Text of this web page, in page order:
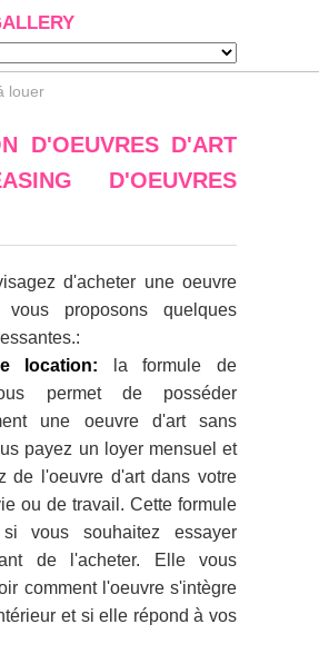
louer
D'OEUVRES D'ART
D'OEUVRES
d'acheter une oeuvre
proposons quelques
location: la formule de
permet de posséder
une oeuvre d'art sans
payez un loyer mensuel et
de l'oeuvre d'art dans votre
ou de travail. Cette formule
vous souhaitez essayer
de l'acheter. Elle vous
comment l'oeuvre s'intègre
et si elle répond à vos